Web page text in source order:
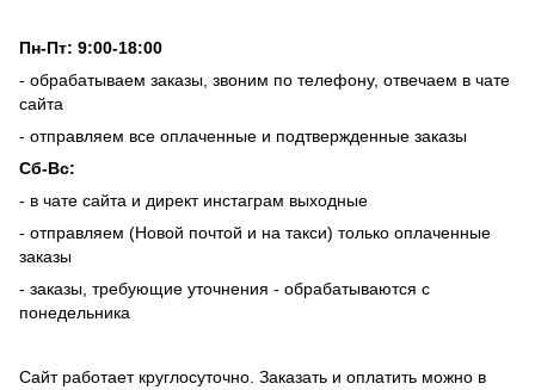
Пн-Пт: 9:00-18:00
- обрабатываем заказы, звоним по телефону, отвечаем в чате
сайта
- отправляем все оплаченные и подтвержденные заказы
Сб-Вс:
- в чате сайта и директ инстаграм выходные
- отправляем (Новой почтой и на такси) только оплаченные
заказы
- заказы, требующие уточнения - обрабатываются с
понедельника
Сайт работает круглосуточно. Заказать и оплатить можно в